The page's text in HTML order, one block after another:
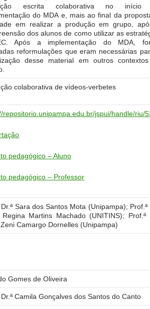
escrita colaborativa no início
do MDA e, mais ao final da
em realizar a produção em grupo,
dos alunos de como utilizar as
Após a implementação do MDA,
reformulações que eram necessárias
desse material em outros
colaborativa de vídeos-verbetes
repositorio.unipampa.edu.br/jspui/handle/riu/
pedagógico – Aluno
pedagógico – Professor
Dr.ª Sara dos Santos Mota (Unipampa); Prof.ª
Regina Martins Machado (UNITINS); Prof.ª
Camargo Dornelles (Unipampa)
Gomes de Oliveira
Dr.ª Camila Gonçalves dos Santos do Canto